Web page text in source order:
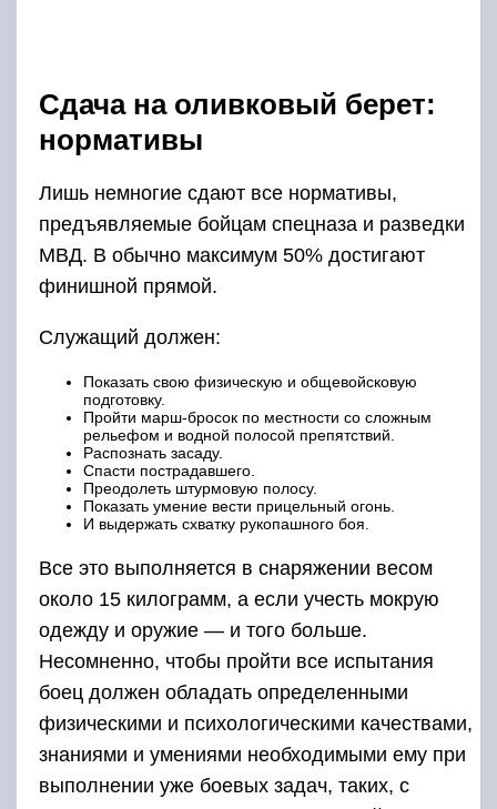
Сдача на оливковый берет:
нормативы
Лишь немногие сдают все нормативы,
предъявляемые бойцам спецназа и разведки
МВД. В обычно максимум 50% достигают
финишной прямой.
Служащий должен:
Показать свою физическую и общевойсковую
подготовку.
Пройти марш-бросок по местности со сложным
рельефом и водной полосой препятствий.
Распознать засаду.
Спасти пострадавшего.
Преодолеть штурмовую полосу.
Показать умение вести прицельный огонь.
И выдержать схватку рукопашного боя.
Все это выполняется в снаряжении весом
около 15 килограмм, а если учесть мокрую
одежду и оружие — и того больше.
Несомненно, чтобы пройти все испытания
боец должен обладать определенными
физическими и психологическими качествами,
знаниями и умениями необходимыми ему при
выполнении уже боевых задач, таких, с